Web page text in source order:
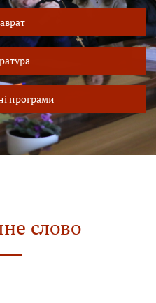
програми
слово